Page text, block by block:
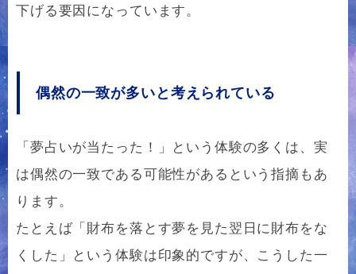
下げる要因になっています。
偶然の一致が多いと考えられている
「夢占いが当たった！」という体験の多くは、実
は偶然の一致である可能性があるという指摘もあ
ります。
たとえば「財布を落とす夢を見た翌日に財布をな
くした」という体験は印象的ですが、こうした一